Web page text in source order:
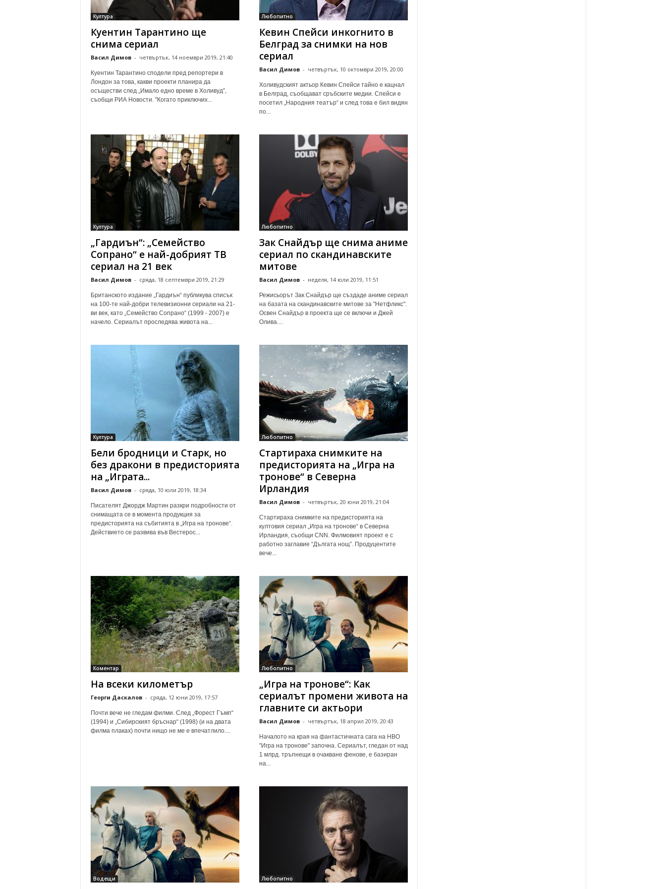
Култура
Куентин Тарантино ще
снима сериал
Васил Димов - четвъртък, 14 ноември 2019, 21:40
Куентин Тарантино сподели пред репортери в
Лондон за това, какви проекти планира да
осъществи след „Имало едно време в Холивуд”,
съобщи РИА Новости. "Когато приключих...
Любопитно
Кевин Спейси инкогнито в
Белград за снимки на нов
сериал
Васил Димов - четвъртък, 10 октомври 2019, 20:00
Холивудският актьор Кевин Спейси тайно е кацнал
в Белград, съобщават сръбските медии. Спейси е
посетил „Народния театър“ и след това е бил видян
по...
Култура
„Гардиън“: „Семейство
Сопрано“ е най-добрият ТВ
сериал на 21 век
Васил Димов - сряда, 18 септември 2019, 21:29
Британското издание „Гардиън“ публикува списък
на 100-те най-добри телевизионни сериали на 21-
ви век, като „Семейство Сопрано“ (1999 - 2007) е
начело. Сериалът проследява живота на...
Любопитно
Зак Снайдър ще снима аниме
сериал по скандинавските
митове
Васил Димов - неделя, 14 юли 2019, 11:51
Режисьорът Зак Снайдър ще създаде аниме сериал
на базата на скандинавските митове за "Нетфликс".
Освен Снайдър в проекта ще се включи и Джей
Олива....
Култура
Бели бродници и Старк, но
без дракони в предисторията
на „Играта...
Васил Димов - сряда, 10 юли 2019, 18:34
Писателят Джордж Мартин разкри подробности от
снимащата се в момента продукция за
предисторията на събитията в „Игра на тронове“.
Действието се развива във Вестерос...
Любопитно
Стартираха снимките на
предисторията на „Игра на
тронове“ в Северна
Ирландия
Васил Димов - четвъртък, 20 юни 2019, 21:04
Стартираха снимките на предисторията на
култовия сериал „Игра на тронове“ в Северна
Ирландия, съобщи CNN. Филмовият проект е с
работно заглавие “Дългата нощ”. Продуцентите
вече...
Коментар
На всеки километър
Георги Даскалов - сряда, 12 юни 2019, 17:57
Почти вече не гледам филми. След „Форест Гъмп“
(1994) и „Сибирският бръснар“ (1998) (и на двата
филма плаках) почти нищо не ме е впечатлило....
Любопитно
„Игра на тронове“: Как
сериалът промени живота на
главните си актьори
Васил Димов - четвъртък, 18 април 2019, 20:43
Началото на края на фантастичната сага на НВО
"Игра на тронове" започна. Сериалът, гледан от над
1 млрд. тръпнещи в очакване фенове, е базиран
на...
Водещи Любопитно